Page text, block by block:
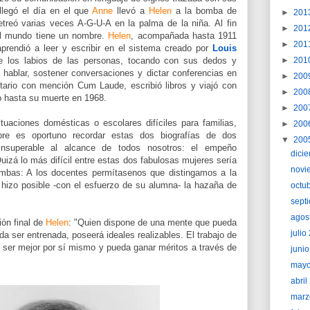
el día en el queAnne llevó a Helen a la bomba de
varias veces A-G-U-A en la palma de la niña. Al fin
tiene un nombre.
Helen , acompañada hasta 1911
a leer y escribir en el sistema creado por Louis
los labios de las personas, tocando con sus dedos y
sostener conversaciones y dictar conferencias en
con mención Cum Laude, escribió libros y viajó con
su muerte en 1968.
domésticas o escolares difíciles para familias,
es oportuno recordar estas dos biografías de dos
al alcance de todos nosotros: el empeño
lo más difícil entre estas dos fabulosas mujeres sería
A los docentes permítasenos que distingamos a la
posible -con el esfuerzo de su alumna- la hazaña de
final de Helen: "Quien dispone de una mente que pueda
ser entrenada, poseerá ideales realizables. El trabajo de
mejor por sí mismo y pueda ganar méritos a través de
►
►
►
►
►
►
►
►
▼
julio
abril